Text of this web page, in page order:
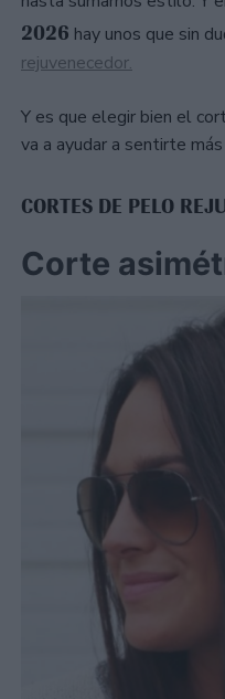
2026 hay unos que sin
rejuvenecedor.
Y es que elegir bien el
va a ayudar a sentirte
CORTES DE PELO
Corte